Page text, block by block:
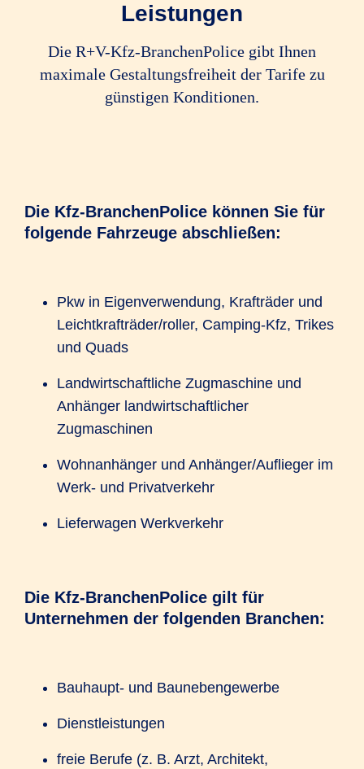
Leistungen
Die R+V-Kfz-BranchenPolice gibt Ihnen
maximale Gestaltungsfreiheit der Tarife zu
günstigen Konditionen.
Die Kfz-BranchenPolice können Sie für
folgende Fahrzeuge abschließen:
Pkw in Eigenverwendung, Krafträder und
Leichtkrafträder/roller, Camping-Kfz, Trikes
und Quads
Landwirtschaftliche Zugmaschine und
Anhänger landwirtschaftlicher
Zugmaschinen
Wohnanhänger und Anhänger/Auflieger im
Werk- und Privatverkehr
Lieferwagen Werkverkehr
Die Kfz-BranchenPolice gilt für
Unternehmen der folgenden Branchen:
Bauhaupt- und Baunebengewerbe
Dienstleistungen
freie Berufe (z. B. Arzt, Architekt,